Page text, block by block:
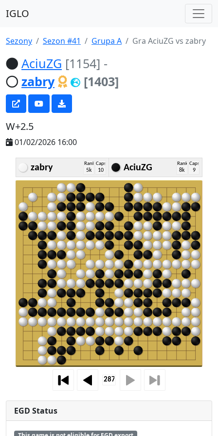
IGLO
Sezony Sezon #41 Grupa A Gra AciuZG vs zabry
AciuZG [1154] -
zabry
[1403]
W+2.5
01/02/2026 16:00
zabry Rank
5k
Caps
10 AciuZG Rank
8k
Caps
9
EGD Status